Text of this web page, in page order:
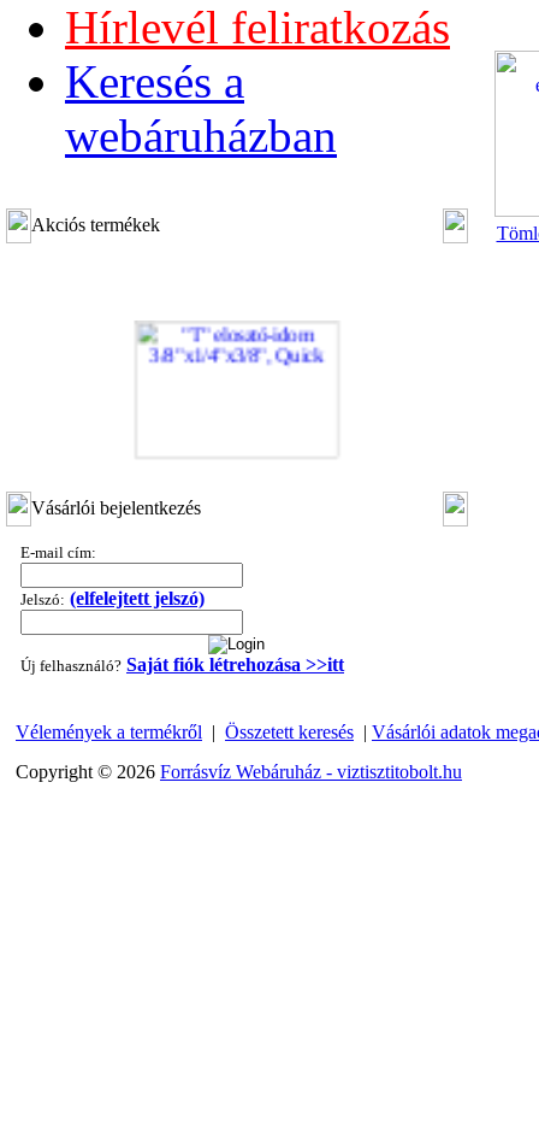
Hírlevél feliratkozás
Keresés a
webáruházban
Akciós termékek
---------
"T" elosztó-idom 1/4"x3/8"x1/4", Quick
Vásárlói bejelentkezés
E-mail cím:
Jelszó: (elfelejtett jelszó)
Új felhasználó? Saját fiók létrehozása >>itt
Vélemények a termékről | Összetett keresés | Vásárlói adatok
Copyright © 2026 Forrásvíz Webáruház - viztisztitobolt.hu